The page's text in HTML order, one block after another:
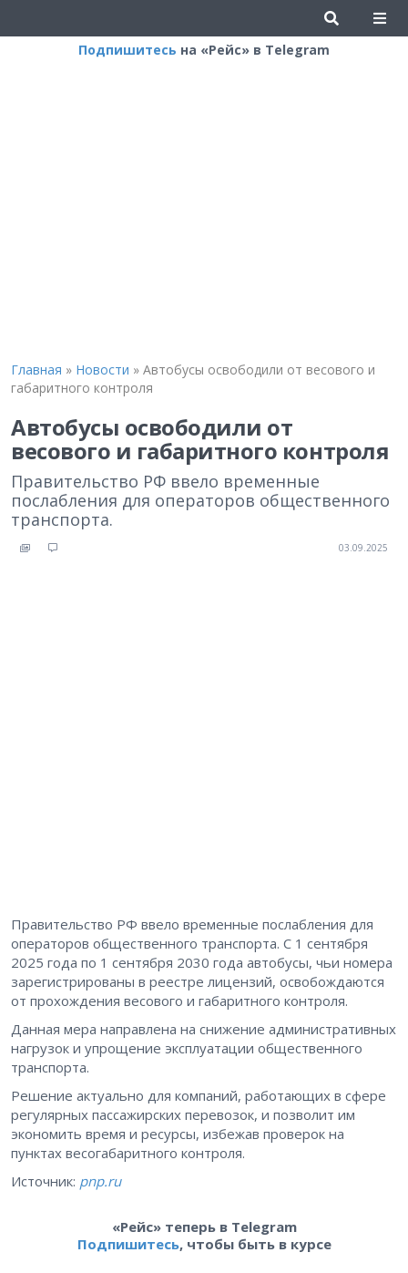
Подпишитесь на «Рейс» в Telegram
Главная » Новости » Автобусы освободили от весового и
габаритного контроля
Автобусы освободили от
весового и габаритного контроля
Правительство РФ ввело временные
послабления для операторов общественного
транспорта.
03.09.2025
Правительство РФ ввело временные послабления для
операторов общественного транспорта. С 1 сентября
2025 года по 1 сентября 2030 года автобусы, чьи номера
зарегистрированы в реестре лицензий, освобождаются
от прохождения весового и габаритного контроля.
Данная мера направлена на снижение административных
нагрузок и упрощение эксплуатации общественного
транспорта.
Решение актуально для компаний, работающих в сфере
регулярных пассажирских перевозок, и позволит им
экономить время и ресурсы, избежав проверок на
пунктах весогабаритного контроля.
Источник: pnp.ru
«Рейс» теперь в Telegram
Подпишитесь, чтобы быть в курсе